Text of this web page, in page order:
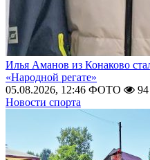
Илья Аманов из Конаково
«Народной регате»
05.08.2026, 12:46 ФОТО
94
Новости спорта